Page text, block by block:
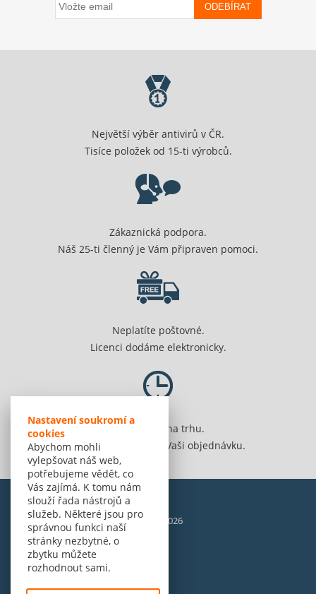
Nastavení soukromí a
cookies
Abychom mohli
vylepšovat náš web,
potřebujeme vědět, co
Vás zajímá. K tomu nám
slouží řada nástrojů a
služeb. Některé jsou pro
správnou funkci naší
stránky nezbytné, o
zbytku můžete
rozhodnout sami.
ODEBÍRAT
Největší výběr antivirů v ČR.
Tisíce položek od 15-ti výrobců.
Zákaznická podpora.
Náš 25-ti členný je Vám připraven pomoci.
Neplatíte poštovné.
Licenci dodáme elektronicky.
Jsme 20 let na trhu.
Spolehlivě vyřídíme Vaši objednávku.
© Amenit Software Solutions, 1998 - 2026
Powered bynopCommerce